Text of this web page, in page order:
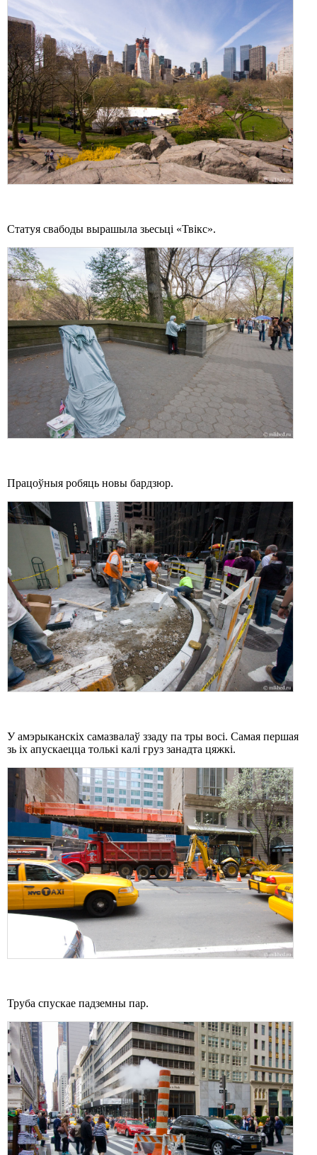
Статуя свабоды вырашыла зьесьці «Твікс».
Працоўныя робяць новы бардзюр.
У амэрыканскіх самазвалаў ззаду па тры восі. Самая першая
зь іх апускаецца толькі калі груз занадта цяжкі.
Труба спускае падземны пар.